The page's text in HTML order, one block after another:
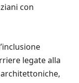
con
legate alla